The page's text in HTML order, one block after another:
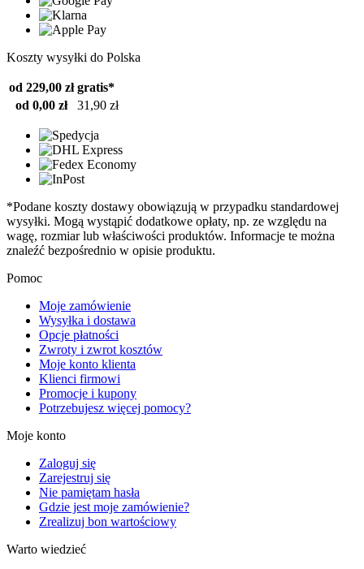
Koszty wysyłki do Polska
od 229,00 zł gratis*
od 0,00 zł
31,90 zł
*Podane koszty dostawy obowiązują w przypadku standardowej
wysyłki. Mogą wystąpić dodatkowe opłaty, np. ze względu na
wagę, rozmiar lub właściwości produktów. Informacje te można
znaleźć bezpośrednio w opisie produktu.
Pomoc
Moje zamówienie
Wysyłka i dostawa
Opcje płatności
Zwroty i zwrot kosztów
Moje konto klienta
Klienci firmowi
Promocje i kupony
Potrzebujesz więcej pomocy?
Moje konto
Zaloguj się
Zarejestruj się
Nie pamiętam hasła
Gdzie jest moje zamówienie?
Zrealizuj bon wartościowy
Warto wiedzieć